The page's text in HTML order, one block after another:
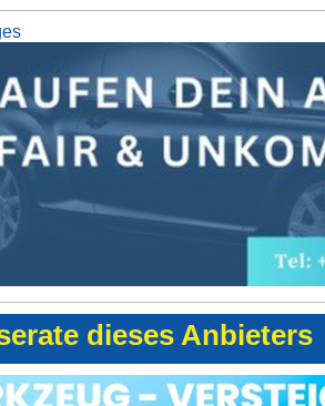
dieses Anbieters